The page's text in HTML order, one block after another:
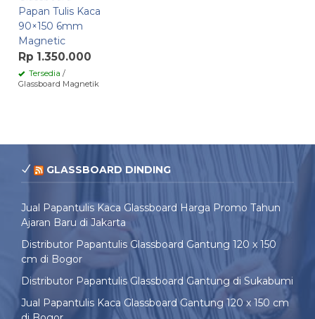
Papan Tulis Kaca
90×150 6mm
Magnetic
Rp 1.350.000
Tersedia /
Glassboard Magnetik
GLASSBOARD DINDING
Jual Papantulis Kaca Glassboard Harga Promo Tahun
Ajaran Baru di Jakarta
Distributor Papantulis Glassboard Gantung 120 x 150
cm di Bogor
Distributor Papantulis Glassboard Gantung di Sukabumi
Jual Papantulis Kaca Glassboard Gantung 120 x 150 cm